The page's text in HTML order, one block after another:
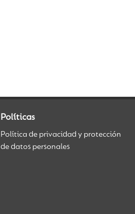
Políticas
Política de privacidad y protección
de datos personales